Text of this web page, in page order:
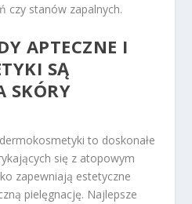
czy stanów zapalnych.
APTECZNE I
SĄ
SKÓRY
to doskonałe
się z atopowym
zapewniają estetyczne
pielęgnację. Najlepsze